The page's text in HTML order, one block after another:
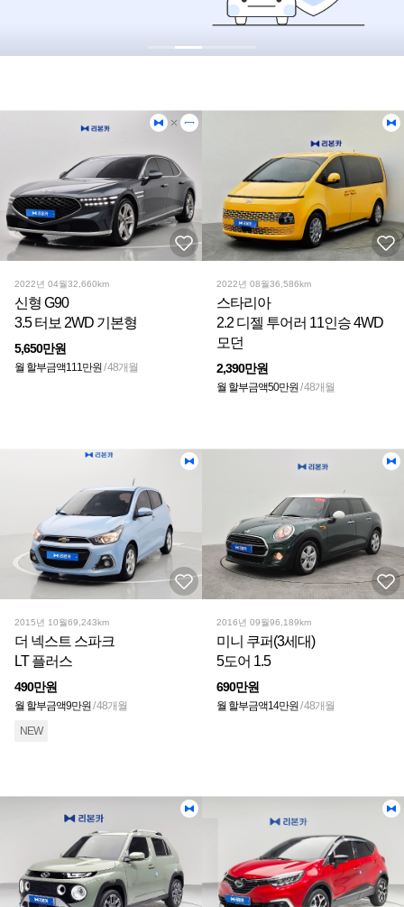
2022년 04월32,660km
신형 G90
3.5 터보 2WD 기본형
5,650만원
월 할부금액111만원 / 48개월
2022년 08월36,586km
스타리아
2.2 디젤 투어러 11인승 4WD
모던
2,390만원
월 할부금액50만원 / 48개월
2015년 10월69,243km
더 넥스트 스파크
LT 플러스
490만원
월 할부금액9만원 / 48개월
NEW
2016년 09월96,189km
미니 쿠퍼(3세대)
5도어 1.5
690만원
월 할부금액14만원 / 48개월